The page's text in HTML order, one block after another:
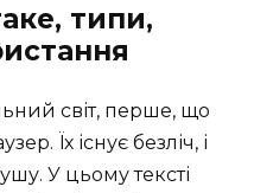
типи,
світ, перше, що
Їх існує безліч, і
У цьому тексті